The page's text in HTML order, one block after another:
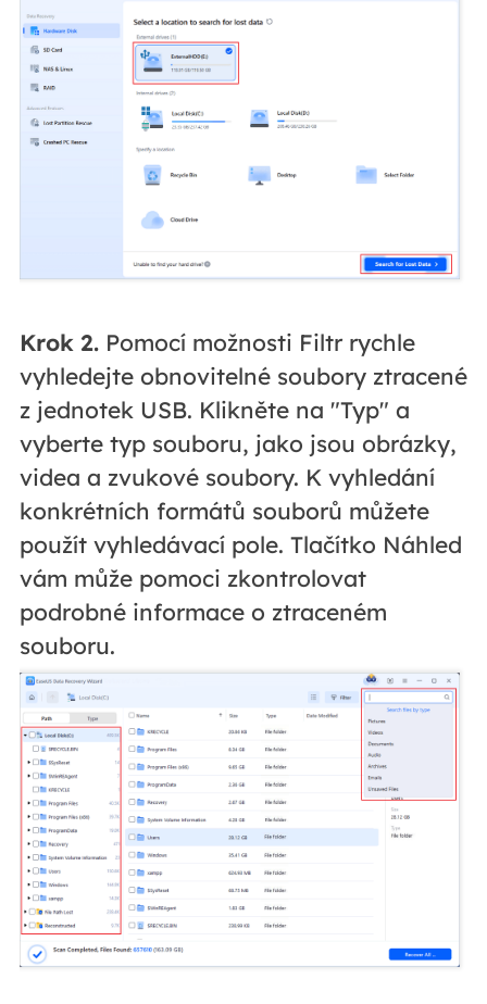
Krok 2.Pomocí možnosti Filtr rychle
vyhledejte obnovitelné soubory ztracené
z jednotek USB. Klikněte na "Typ" a
vyberte typ souboru, jako jsou obrázky,
videa a zvukové soubory. K vyhledání
konkrétních formátů souborů můžete
použít vyhledávací pole. Tlačítko Náhled
vám může pomoci zkontrolovat
podrobné informace o ztraceném
souboru.